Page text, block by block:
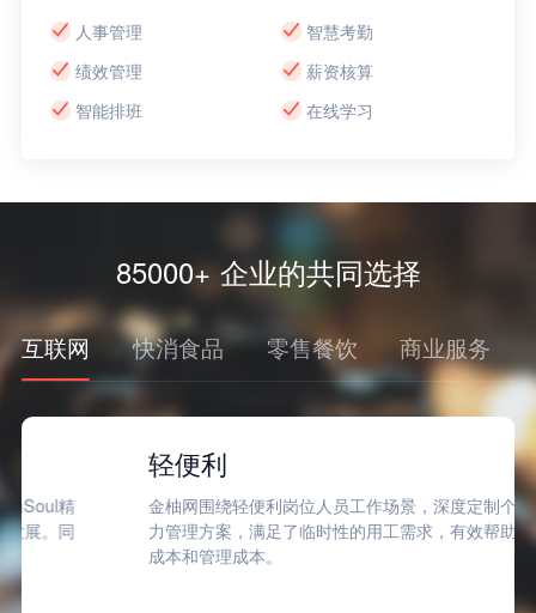
人事管理
智慧考勤
绩效管理
薪资核算
智能排班
在线学习
85000+ 企业的共同选择
互联网 快消食品 零售餐饮 商业服务
金柚网围绕轻便利岗位人员工作场景，深度定制个性化劳动
力管理方案，满足了临时性的用工需求，有效帮助降低用工
成本和管理成本。